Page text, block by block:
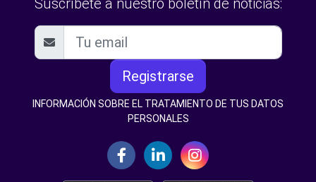
Suscríbete a nuestro boletín de noticias:
Registrarse
INFORMACIÓN SOBRE EL TRATAMIENTO DE TUS DATOS
PERSONALES